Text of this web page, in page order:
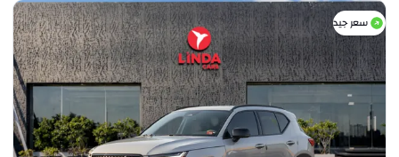
سعر جيد